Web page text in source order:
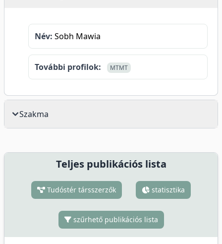
Név: Sobh Mawia
További profilok: MTMT
Szakma
Teljes publikációs lista
Tudóstér társszerzők statisztika
szűrhető publikációs lista